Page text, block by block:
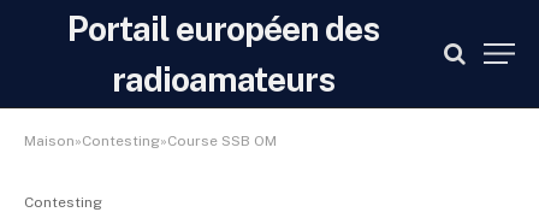
Portail européen des
radioamateurs
Maison»Contesting»Course SSB OM
Contesting